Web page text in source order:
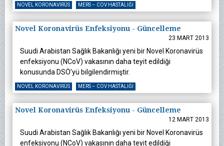
NOVEL KORONAVIRÜS MERS – COV HASTALIĞI
Novel Koronavirüs Enfeksiyonu - Güncelleme
23 MART 2013
Suudi Arabistan Sağlık Bakanlığı yeni bir Novel Koronavirüs
enfeksiyonu (NCoV) vakasının daha teyit edildiği
konusunda DSÖ’yü bilgilendirmiştir.
NOVEL KORONAVIRÜS MERS – COV HASTALIĞI
Novel Koronavirüs Enfeksiyonu - Güncelleme
12 MART 2013
Suudi Arabistan Sağlık Bakanlığı yeni bir Novel Koronavirüs
enfeksiyonu (NCoV) vakasının daha teyit edildiği